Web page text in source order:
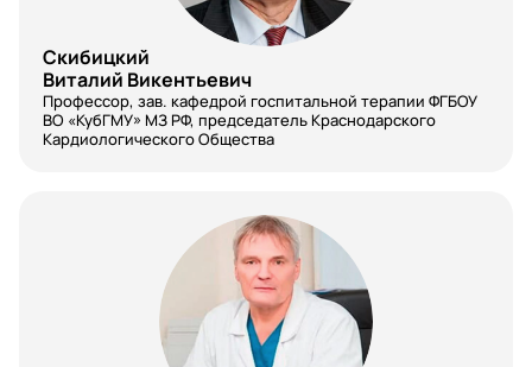
Клиническая иммунология
Клиническая лаборатория
Клиническая фармакология
Косметология, дерматология,
дерматовенерология
Лабораторная генетика
Скибицкий
Виталий Викентьевич
Профессор, зав. кафедрой госпитальной терапии ФГБОУ
ВО «КубГМУ» МЗ РФ, председатель Краснодарского
Кардиологического Общества